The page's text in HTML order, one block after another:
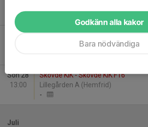
Sön 28
Floda BoIF - Skövde KIK
Lillegården B
Sön 28
13:00
Skövde KIK - Skövde KIK F16
Lillegården A (Hemfrid)
-
Juli
Godkänn alla kakor
Bara nödvändiga